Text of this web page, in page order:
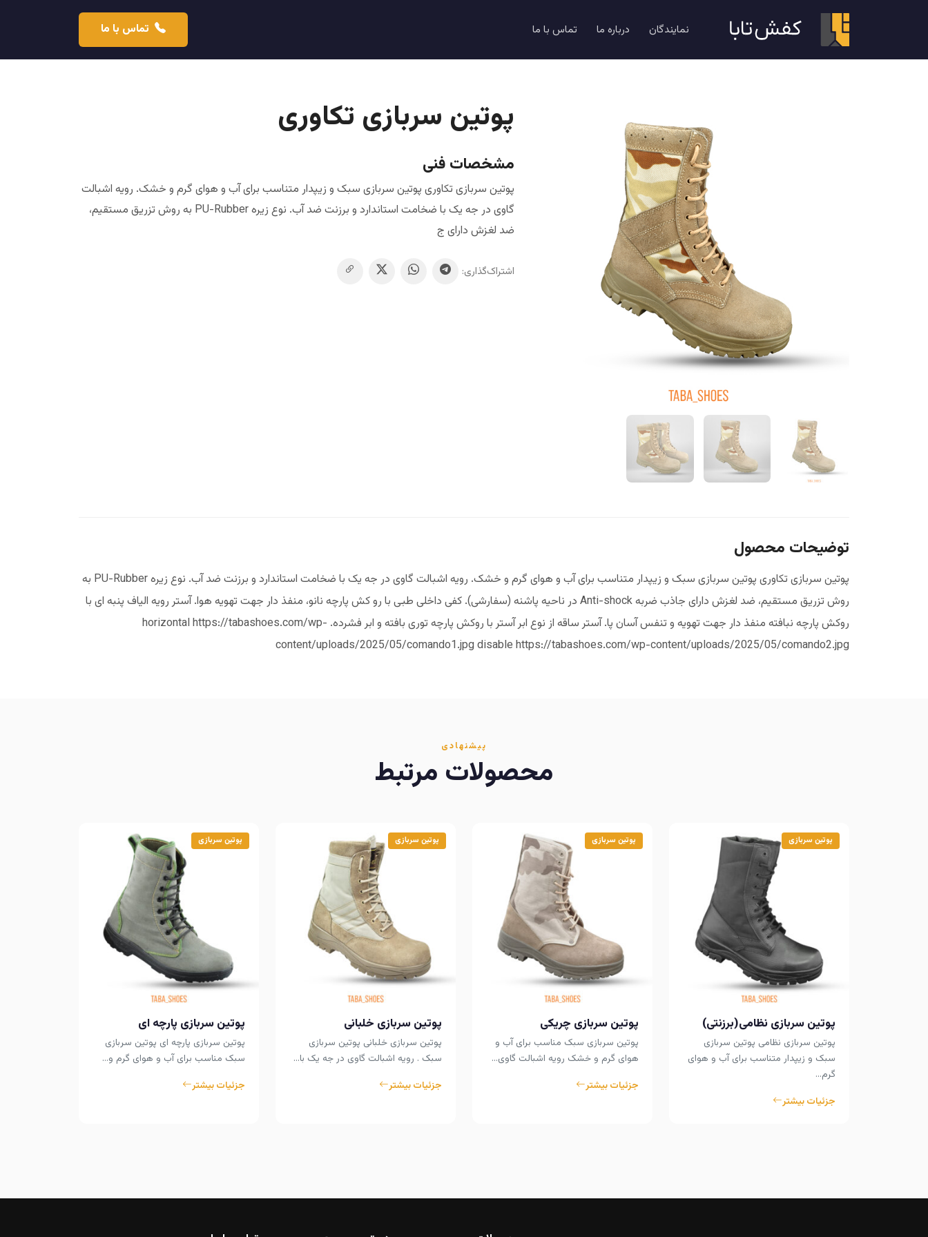
نمایندگان درباره ما تماس با ما تماس با ما
پوتین سربازی تکاوری
مشخصات فنی
پوتین سربازی تکاوری پوتین سربازی سبک و زیپدار متناسب برای آب و هوای گرم و خشک. رویه اشبالت
گاوی در جه یک با ضخامت استاندارد و برزنت ضد آب. نوع زیره PU-Rubber به روش تزریق مستقیم،
ضد لغزش دارای ج
اشتراک‌گذاری:
توضیحات محصول
پوتین سربازی تکاوری پوتین سربازی سبک و زیپدار متناسب برای آب و هوای گرم و خشک. رویه اشبالت گاوی در جه یک با ضخامت استاندارد و برزنت ضد آب. نوع زیره PU-Rubber به
روش تزریق مستقیم، ضد لغزش دارای جاذب ضربه Anti-shock در ناحیه پاشنه (سفارشی). کفی داخلی طبی با رو کش پارچه نانو، منفذ دار جهت تهویه هوا. آستر رویه الیاف پنبه ای با
روکش پارچه نبافته منفذ دار جهت تهویه و تنفس آسان پا. آستر ساقه از نوع ابر آستر با روکش پارچه توری بافته و ابر فشرده. horizontal https://tabashoes.com/wp-
content/uploads/2025/05/comando1.jpg disable https://tabashoes.com/wp-content/uploads/2025/05/comando2.jpg
پیشنهادی
محصولات مرتبط
پوتین سربازی
پوتین سربازی نظامی(برزنتی)
پوتین سربازی نظامی پوتین سربازی
سبک و زیپدار متناسب برای آب و هوای
گرم…
جزئیات بیشتر
پوتین سربازی
پوتین سربازی چریکی
پوتین سربازی سبک مناسب برای آب و
هوای گرم و خشک رویه اشبالت گاوی…
جزئیات بیشتر
پوتین سربازی
پوتین سربازی خلبانی
پوتین سربازی خلبانی پوتین سربازی
سبک . رویه اشبالت گاوی در جه یک با…
جزئیات بیشتر
پوتین سربازی
پوتین سربازی پارچه ای
پوتین سربازی پارچه ای پوتین سربازی
سبک مناسب برای آب و هوای گرم و…
جزئیات بیشتر